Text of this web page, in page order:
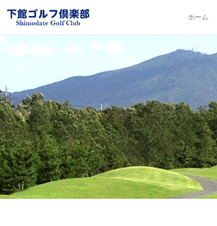
Primary
Skip to
ホーム